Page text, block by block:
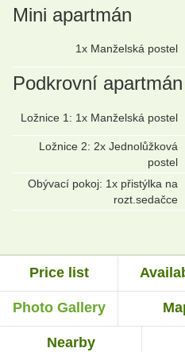
Mini apartmán
1x Manželská postel
Podkrovní apartmán
Ložnice 1: 1x Manželská postel
Ložnice 2: 2x Jednolůžková
postel
Obývací pokoj: 1x přistýlka na
rozt.sedačce
Price list
Photo Gallery
Nearby